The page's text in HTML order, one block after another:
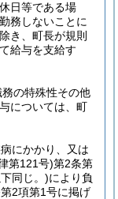
日等である場
務しないことに
き、町長が規則
給与を支給す
の特殊性その他
については、町
にかかり、又は
第121号)第2条第
同じ。)により負
2項第1号に掲げ